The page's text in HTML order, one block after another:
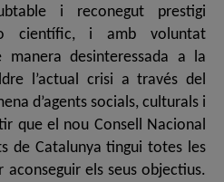
i reconegut prestigi
científic, i amb voluntat
desinteressada a la
l’actual crisi a través del
d’agents socials, culturals i
que el nou Consell Nacional
de Catalunya tingui totes les
aconseguir els seus objectius.